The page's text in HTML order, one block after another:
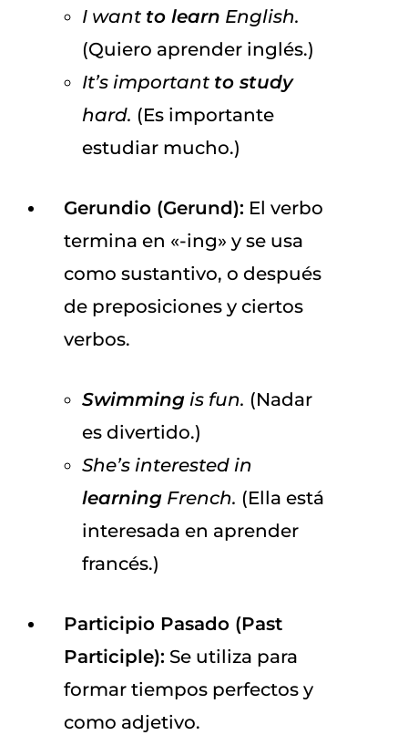
I want to learn English.
(Quiero aprender inglés.)
It’s important to study
hard. (Es importante
estudiar mucho.)
Gerundio (Gerund): El verbo
termina en «-ing» y se usa
como sustantivo, o después
de preposiciones y ciertos
verbos.
Swimming is fun. (Nadar
es divertido.)
She’s interested in
learning French. (Ella está
interesada en aprender
francés.)
Participio Pasado (Past
Participle): Se utiliza para
formar tiempos perfectos y
como adjetivo.